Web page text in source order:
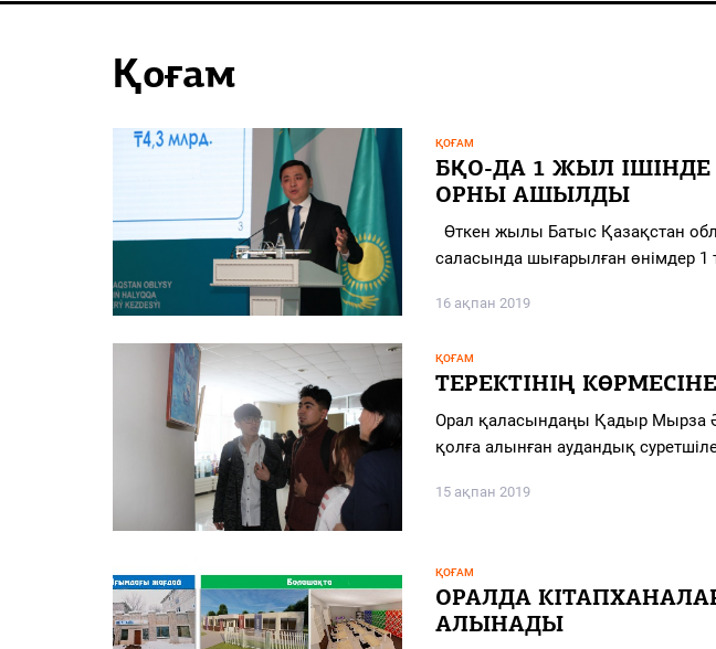
Дені сау ұлт
«Жайық үні» — 33 жыл
Қоғам
ҚОҒАМ
БҚО-ДА 1 ЖЫЛ
ОРНЫ АШЫЛДЫ
Өткен жылы Батыс Қазақстан
саласында шығарылған өнімдер 1
16 ақпан 2019
ҚОҒАМ
ТЕРЕКТІНІҢ
Орал қаласындаңы Қадыр Мырза
қолға алынған аудандық
15 ақпан 2019
ҚОҒАМ
ОРАЛДА
АЛЫНАДЫ